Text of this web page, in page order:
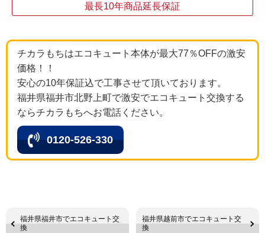
最長10年商品延長保証
チカラもちはエコキュート本体が最大77％OFFの激安
価格！！
安心の10年保証込で工事させて頂いております。
福井県福井市北野上町で激安でエコキュート交換する
ならチカラもちへお電話ください。
0120-526-330
福井県福井市でエコキュート交
換
福井県越前市でエコキュート交
換